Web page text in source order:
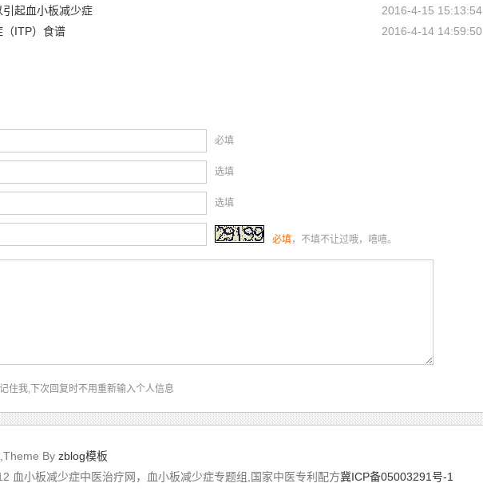
起血小板减少症
2016-4-15 15:13:54
ITP）食谱
2016-4-14 14:59:50
必填
选填
选填
必填，不填不让过哦，嘻嘻。
记住我,下次回复时不用重新输入个人信息
,Theme By zblog模板
血小板减少症中医治疗网，血小板减少症专题组,国家中医专利配方冀ICP备05003291号-1